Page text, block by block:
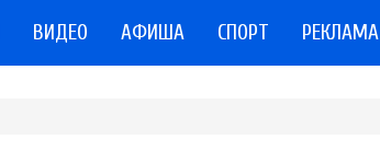
ВИДЕО АФИША СПОРТ РЕКЛАМА